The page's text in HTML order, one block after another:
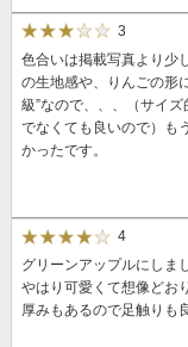
3
色合いは掲載写真より少
の生地感や、りんごの形
級”なので、、、（サイ
でなくても良いので）も
かったです。
4
グリーンアップルにしま
やはり可愛くて想像どお
厚みもあるので足触りも